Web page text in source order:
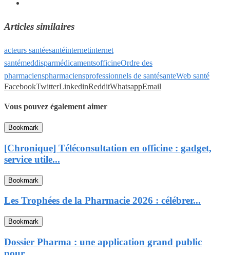
Articles similaires
acteurs santéesantéinternetinternet
santémeddisparmédicamentsofficineOrdre des
pharmacienspharmaciensprofessionnels de santésanteWeb santé
FacebookTwitterLinkedinRedditWhatsappEmail
Vous pouvez également aimer
Bookmark
[Chronique] Téléconsultation en officine : gadget,
service utile...
Bookmark
Les Trophées de la Pharmacie 2026 : célébrer...
Bookmark
Dossier Pharma : une application grand public